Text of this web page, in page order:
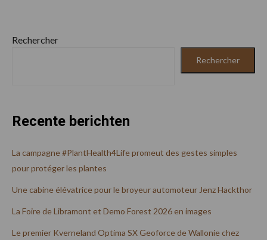
Rechercher
Rechercher
Recente berichten
La campagne #PlantHealth4Life promeut des gestes simples
pour protéger les plantes
Une cabine élévatrice pour le broyeur automoteur Jenz Hackthor
La Foire de Libramont et Demo Forest 2026 en images
Le premier Kverneland Optima SX Geoforce de Wallonie chez